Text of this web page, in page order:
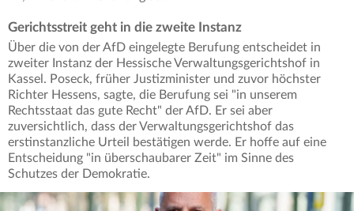
Gerichtsstreit geht in die zweite Instanz
Über die von der AfD eingelegte Berufung entscheidet in
zweiter Instanz der Hessische Verwaltungsgerichtshof in
Kassel. Poseck, früher Justizminister und zuvor höchster
Richter Hessens, sagte, die Berufung sei "in unserem
Rechtsstaat das gute Recht" der AfD. Er sei aber
zuversichtlich, dass der Verwaltungsgerichtshof das
erstinstanzliche Urteil bestätigen werde. Er hoffe auf eine
Entscheidung "in überschaubarer Zeit" im Sinne des
Schutzes der Demokratie.